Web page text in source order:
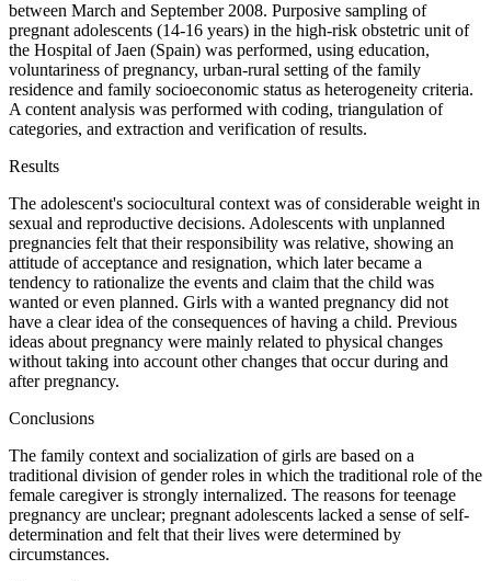
between March and September 2008. Purposive sampling of
pregnant adolescents (14-16 years) in the high-risk obstetric unit of
the Hospital of Jaen (Spain) was performed, using education,
voluntariness of pregnancy, urban-rural setting of the family
residence and family socioeconomic status as heterogeneity criteria.
A content analysis was performed with coding, triangulation of
categories, and extraction and verification of results.
Results
The adolescent's sociocultural context was of considerable weight in
sexual and reproductive decisions. Adolescents with unplanned
pregnancies felt that their responsibility was relative, showing an
attitude of acceptance and resignation, which later became a
tendency to rationalize the events and claim that the child was
wanted or even planned. Girls with a wanted pregnancy did not
have a clear idea of the consequences of having a child. Previous
ideas about pregnancy were mainly related to physical changes
without taking into account other changes that occur during and
after pregnancy.
Conclusions
The family context and socialization of girls are based on a
traditional division of gender roles in which the traditional role of the
female caregiver is strongly internalized. The reasons for teenage
pregnancy are unclear; pregnant adolescents lacked a sense of self-
determination and felt that their lives were determined by
circumstances.